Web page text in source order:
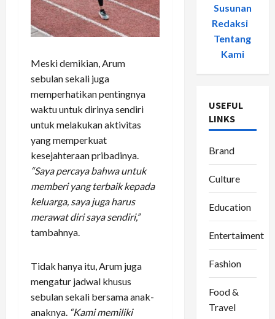
Meski demikian, Arum
sebulan sekali juga
memperhatikan pentingnya
waktu untuk dirinya sendiri
untuk melakukan aktivitas
yang memperkuat
kesejahteraan pribadinya.
“Saya percaya bahwa untuk
memberi yang terbaik kepada
keluarga, saya juga harus
merawat diri saya sendiri,”
tambahnya.
Tidak hanya itu, Arum juga
mengatur jadwal khusus
sebulan sekali bersama anak-
anaknya. “Kami memiliki
Susunan
Redaksi-
Tentang
Kami
USEFUL
LINKS
Brand
Culture
Education
Entertaiment
Fashion
Food &
Travel